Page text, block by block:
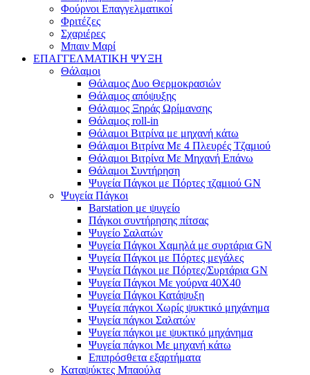
Φούρνοι Επαγγελματικοί
Φριτέζες
Σχαριέρες
Μπαιν Μαρί
ΕΠΑΓΓΕΛΜΑΤΙΚΗ ΨΥΞΗ
Θάλαμοι
Θάλαμος Δυο Θερμοκρασιών
Θάλαμος απόψυξης
Θάλαμος Ξηράς Ωρίμανσης
Θάλαμος roll-in
Θάλαμοι Βιτρίνα με μηχανή κάτω
Θάλαμοι Βιτρίνα Με 4 Πλευρές Τζαμιού
Θάλαμοι Βιτρίνα Με Μηχανή Επάνω
Θάλαμοι Συντήρηση
Ψυγεία Πάγκοι με Πόρτες τζαμιού GN
Ψυγεία Πάγκοι
Barstation με ψυγείο
Πάγκοι συντήρησης πίτσας
Ψυγείο Σαλατών
Ψυγεία Πάγκοι Χαμηλά με συρτάρια GN
Ψυγεία Πάγκοι με Πόρτες μεγάλες
Ψυγεία Πάγκοι με Πόρτες/Συρτάρια GN
Ψυγεία Πάγκοι Με γούρνα 40Χ40
Ψυγεία Πάγκοι Κατάψυξη
Ψυγεία πάγκοι Χωρίς ψυκτικό μηχάνημα
Ψυγεία πάγκοι Σαλατών
Ψυγεία πάγκοι με ψυκτικό μηχάνημα
Ψυγεία πάγκοι Με μηχανή κάτω
Επιπρόσθετα εξαρτήματα
Καταψύκτες Μπαούλα